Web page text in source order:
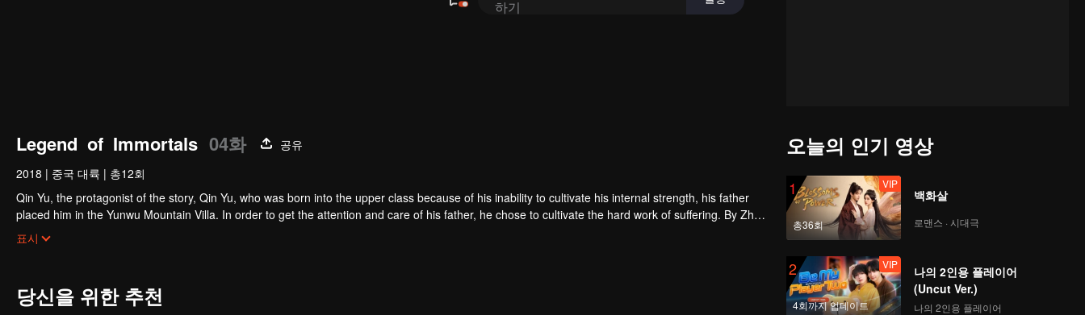
Legend of Immortals 04화
공유
2018 | 중국 대륙 | 총12회
Qin Yu, the protagonist of the story, Qin Yu, who was born into the upper class because of his inability to cultivate his internal strength, his father
placed him in the Yunwu Mountain Villa. In order to get the attention and care of his father, he chose to cultivate the hard work of suffering. By Zhao
Yunxing as a teacher, he opened a difficult external practice. From the hands of the horse thief, he saved his childhood play with Tieshan and Iron
Otaru. His blood and true emotions moved to the heavens and the earth, and the stars fell into tears and merged into his body. It is doomed that
표시
당신을 위한 추천
오늘의 인기 영상
1
총36회
VIP
백화살
로맨스 · 시대극
2
4회까지 업데이트
VIP
나의 2인용 플레이어
(Uncut Ver.)
나의 2인용 플레이어